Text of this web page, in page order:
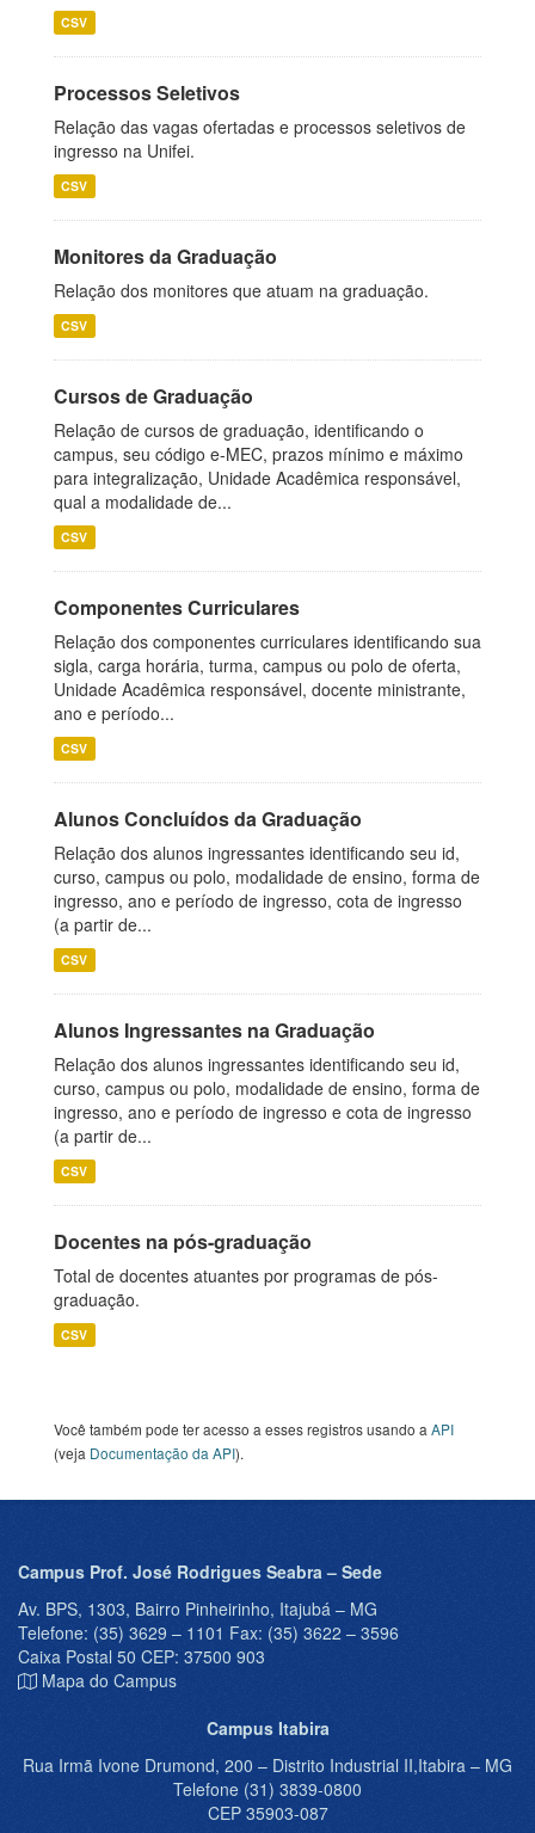
CSV
Processos Seletivos
Relação das vagas ofertadas e processos seletivos de
ingresso na Unifei.
CSV
Monitores da Graduação
Relação dos monitores que atuam na graduação.
CSV
Cursos de Graduação
Relação de cursos de graduação, identificando o
campus, seu código e-MEC, prazos mínimo e máximo
para integralização, Unidade Acadêmica responsável,
qual a modalidade de...
CSV
Componentes Curriculares
Relação dos componentes curriculares identificando sua
sigla, carga horária, turma, campus ou polo de oferta,
Unidade Acadêmica responsável, docente ministrante,
ano e período...
CSV
Alunos Concluídos da Graduação
Relação dos alunos ingressantes identificando seu id,
curso, campus ou polo, modalidade de ensino, forma de
ingresso, ano e período de ingresso, cota de ingresso
(a partir de...
CSV
Alunos Ingressantes na Graduação
Relação dos alunos ingressantes identificando seu id,
curso, campus ou polo, modalidade de ensino, forma de
ingresso, ano e período de ingresso e cota de ingresso
(a partir de...
CSV
Docentes na pós-graduação
Total de docentes atuantes por programas de pós-
graduação.
CSV
Você também pode ter acesso a esses registros usando a API
(veja Documentação da API).
Campus Prof. José Rodrigues Seabra – Sede
Av. BPS, 1303, Bairro Pinheirinho, Itajubá – MG
Telefone: (35) 3629 – 1101 Fax: (35) 3622 – 3596
Caixa Postal 50 CEP: 37500 903
Mapa do Campus
Campus Itabira
Rua Irmã Ivone Drumond, 200 – Distrito Industrial II,Itabira – MG
Telefone (31) 3839-0800
CEP 35903-087